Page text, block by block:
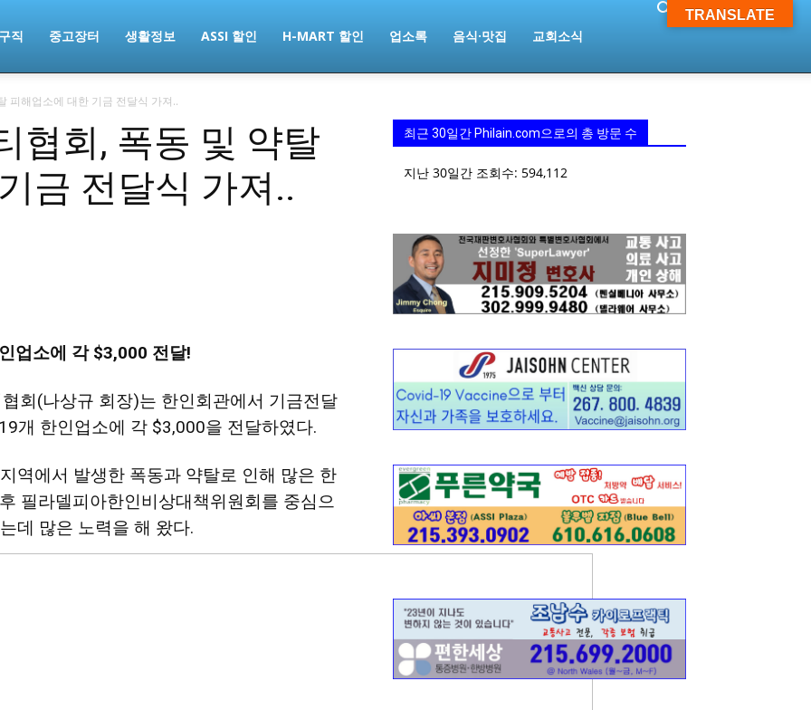
직 중고장터 생활정보 ASSI 할인 H-MART 할인 업소록 음식·맛집 교회소식
피해업소에 대한 기금 전달식 가져..
협회, 폭동 및 약탈
금 전달식 가져..
업소에 각 $3,000 전달!
회(나상규 회장)는 한인회관에서 기금전달
개 한인업소에 각 $3,000을 전달하였다.
역에서 발생한 폭동과 약탈로 인해 많은 한
필라델피아한인비상대책위원회를 중심으
데 많은 노력을 해 왔다.
최근 30일간 Philain.com으로의 총 방문 수
지난 30일간 조회수: 594,112
TRANSLATE